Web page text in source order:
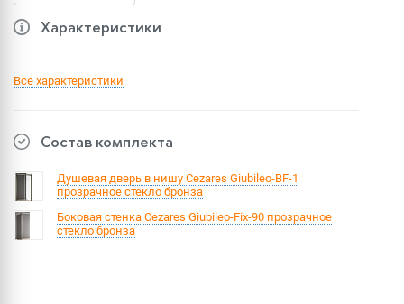
Характеристики
Все характеристики
Состав комплекта
Душевая дверь в нишу Cezares Giubileo-BF-1
прозрачное стекло бронза
Боковая стенка Cezares Giubileo-Fix-90 прозрачное
стекло бронза